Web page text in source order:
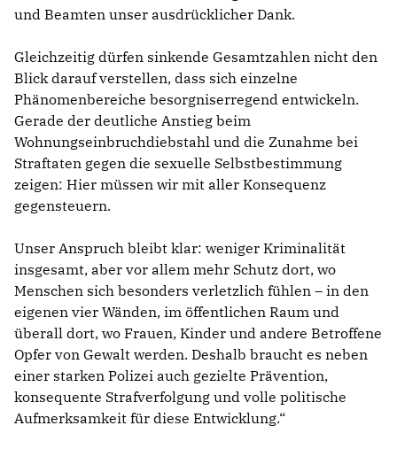
und Beamten unser ausdrücklicher Dank.
Gleichzeitig dürfen sinkende Gesamtzahlen nicht den
Blick darauf verstellen, dass sich einzelne
Phänomenbereiche besorgniserregend entwickeln.
Gerade der deutliche Anstieg beim
Wohnungseinbruchdiebstahl und die Zunahme bei
Straftaten gegen die sexuelle Selbstbestimmung
zeigen: Hier müssen wir mit aller Konsequenz
gegensteuern.
Unser Anspruch bleibt klar: weniger Kriminalität
insgesamt, aber vor allem mehr Schutz dort, wo
Menschen sich besonders verletzlich fühlen – in den
eigenen vier Wänden, im öffentlichen Raum und
überall dort, wo Frauen, Kinder und andere Betroffene
Opfer von Gewalt werden. Deshalb braucht es neben
einer starken Polizei auch gezielte Prävention,
konsequente Strafverfolgung und volle politische
Aufmerksamkeit für diese Entwicklung.“